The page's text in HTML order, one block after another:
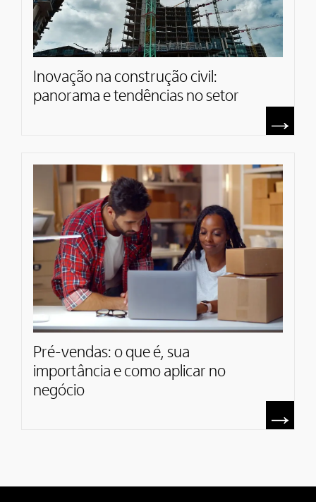
Inovação na construção civil:
panorama e tendências no setor
Pré-vendas: o que é, sua
importância e como aplicar no
negócio